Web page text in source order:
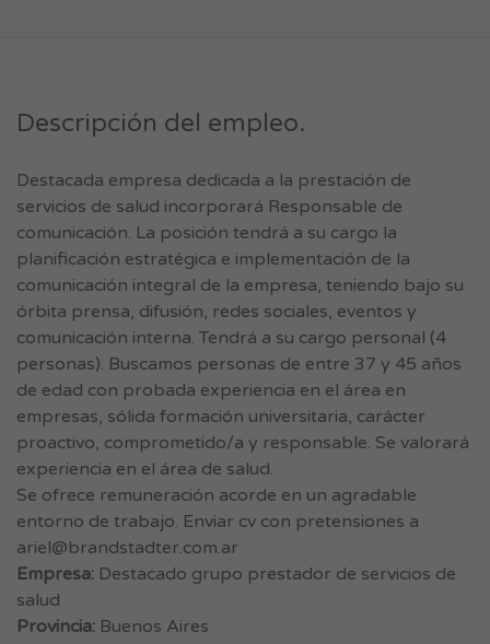
Descripción del empleo.
Destacada empresa dedicada a la prestación de
servicios de salud incorporará Responsable de
comunicación. La posición tendrá a su cargo la
planificación estratégica e implementación de la
comunicación integral de la empresa, teniendo bajo su
órbita prensa, difusión, redes sociales, eventos y
comunicación interna. Tendrá a su cargo personal (4
personas). Buscamos personas de entre 37 y 45 años
de edad con probada experiencia en el área en
empresas, sólida formación universitaria, carácter
proactivo, comprometido/a y responsable. Se valorará
experiencia en el área de salud.
Se ofrece remuneración acorde en un agradable
entorno de trabajo. Enviar cv con pretensiones a
ariel@brandstadter.com.ar
Empresa: Destacado grupo prestador de servicios de
salud
Provincia: Buenos Aires